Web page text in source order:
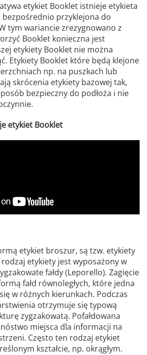
etykiet Booklet istnieje etykieta
przyklejona do
tym wariancie zrezygnowano z
Booklet konieczna jest
etykiety Booklet nie można
Etykiety Booklet które będą klejone
np. na puszkach lub
skrócenia etykiety bazowej tak,
bezpieczny do podłoża i nie
etykiet Booklet
etykiet broszur, są tzw. etykiety
etykiety jest wyposażony w
fałdy (Leporello). Zagięcie
fałd równoległych, które jedna
w różnych kierunkach. Podczas
otrzymuje się typową
zygzakowatą. Pofałdowana
miejsca dla informacji na
Często ten rodzaj etykiet
kształcie, np. okrągłym.